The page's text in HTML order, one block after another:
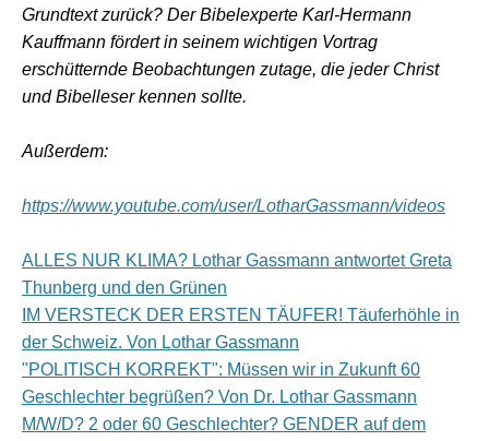
Grundtext zurück? Der Bibelexperte Karl-Hermann
Kauffmann fördert in seinem wichtigen Vortrag
erschütternde Beobachtungen zutage, die jeder Christ
und Bibelleser kennen sollte.
Außerdem:
https://www.youtube.com/user/LotharGassmann/videos
ALLES NUR KLIMA? Lothar Gassmann antwortet Greta
Thunberg und den Grünen
IM VERSTECK DER ERSTEN TÄUFER! Täuferhöhle in
der Schweiz. Von Lothar Gassmann
"POLITISCH KORREKT": Müssen wir in Zukunft 60
Geschlechter begrüßen? Von Dr. Lothar Gassmann
M/W/D? 2 oder 60 Geschlechter? GENDER auf dem